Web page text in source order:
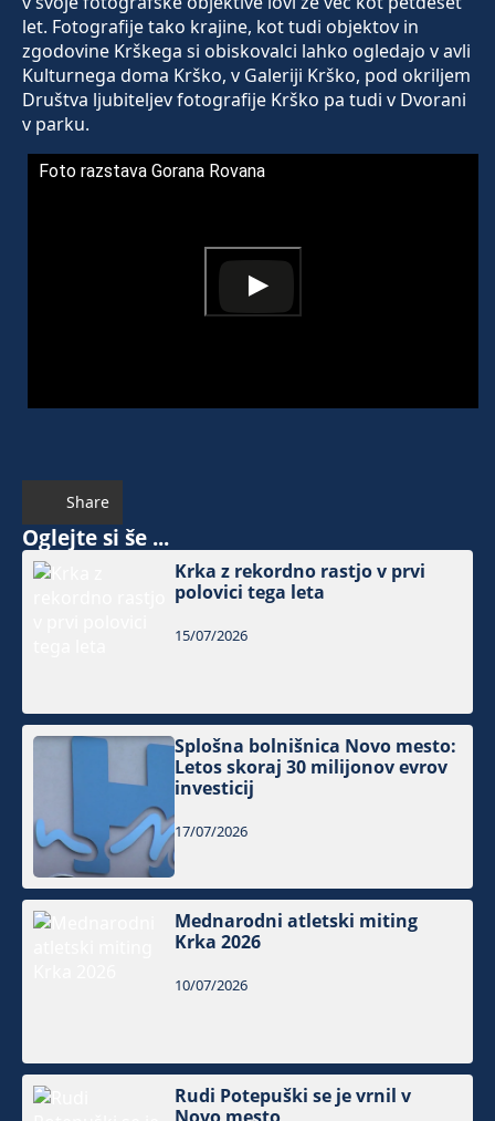
let. Fotografije tako krajine, kot tudi objektov in
zgodovine Krškega si obiskovalci lahko ogledajo v avli
Kulturnega doma Krško, v Galeriji Krško, pod okriljem
Društva ljubiteljev fotografije Krško pa tudi v Dvorani
v parku.
Foto razstava Gorana Rovana
Share
Oglejte si še ...
Krka z rekordno rastjo v prvi
polovici tega leta
15/07/2026
Splošna bolnišnica Novo mesto:
Letos skoraj 30 milijonov evrov
investicij
17/07/2026
Mednarodni atletski miting
Krka 2026
10/07/2026
Rudi Potepuški se je vrnil v